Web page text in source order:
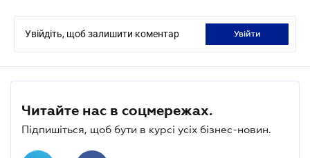
Увійдіть, щоб залишити коментар увійти
Читайте нас в соцмережах.
Підпишіться, щоб бути в курсі усіх бізнес-новин.